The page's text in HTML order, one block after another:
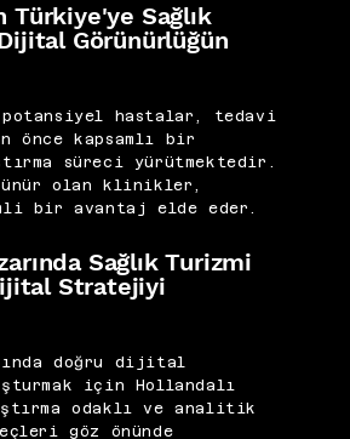
Türkiye'ye Sağlık
Görünürlüğün
potansiyel hastalar, tedavi
önce kapsamlı bir
süreci yürütmektedir.
olan klinikler,
bir avantaj elde eder.
Sağlık Turizmi
Stratejiyi
doğru dijital
için Hollandalı
odaklı ve analitik
göz önünde